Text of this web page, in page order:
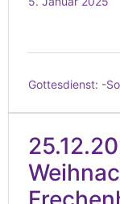
Gottesdienst: -